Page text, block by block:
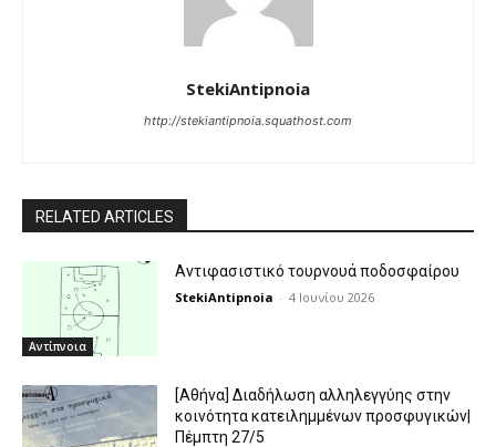
StekiAntipnoia
http://stekiantipnoia.squathost.com
RELATED ARTICLES
Αντίπνοια
Αντιφασιστικό τουρνουά ποδοσφαίρου
StekiAntipnoia - 4 Ιουνίου 2026
[Αθήνα] Διαδήλωση αλληλεγγύης στην
κοινότητα κατειλημμένων προσφυγικών|
Πέμπτη 27/5